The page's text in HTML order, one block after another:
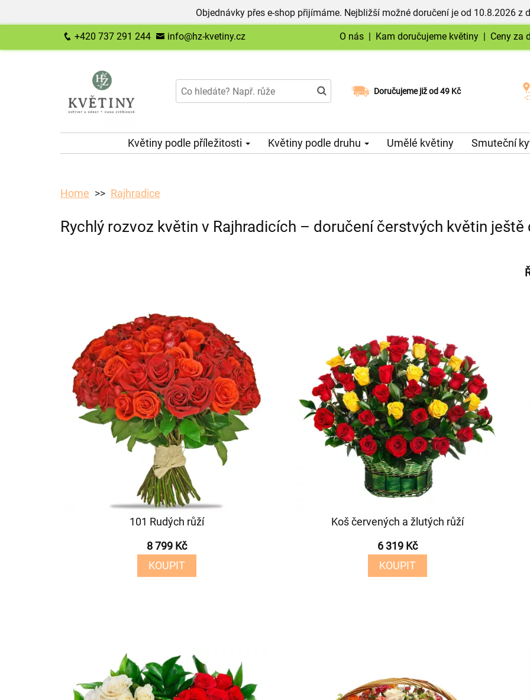
Objednávky přes e-shop přijímáme. Nejbližší možné doručení je od 10.8.2026 z
+420 737 291 244 info@hz-kvetiny.cz O nás | Kam doručujeme květiny | Ceny za
Doručujeme již od 49 Kč
Možný výběr času a dne doručení
Květiny podle příležitosti Květiny podle druhu Umělé květiny Smuteční
Home Rajhradice
Rychlý rozvoz květin v Rajhradicích – doručení čerstvých květin ještě
101 Rudých růží
8 799 Kč
KOUPIT
Koš červených a žlutých růží
6 319 Kč
KOUPIT